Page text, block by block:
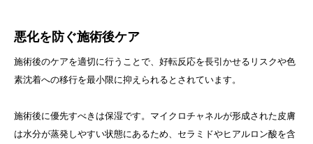
悪化を防ぐ施術後ケア
施術後のケアを適切に行うことで、好転反応を長引かせるリスクや色
素沈着への移行を最小限に抑えられるとされています。
施術後に優先すべきは保湿です。マイクロチャネルが形成された皮膚
は水分が蒸発しやすい状態にあるため、セラミドやヒアルロン酸を含